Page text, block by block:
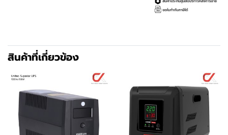
สินค้าที่เกี่ยวข้อง